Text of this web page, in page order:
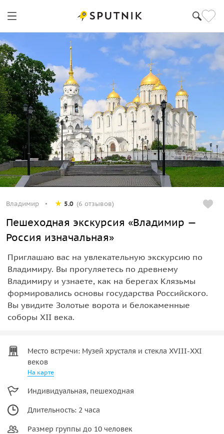
Владимир 5.0 (6 отзывов)
Пешеходная экскурсия «Владимир —
Россия изначальная»
Приглашаю вас на увлекательную экскурсию по
Владимиру. Вы прогуляетесь по древнему
Владимиру и узнаете, как на берегах Клязьмы
формировались основы государства Российского.
Вы увидите Золотые ворота и белокаменные
соборы XII века.
Место встречи: Музей хрусталя и стекла XVIII-XXI
веков
На карте
Индивидуальная, пешеходная
Длительность: 2 часа
Размер группы до 10 человек